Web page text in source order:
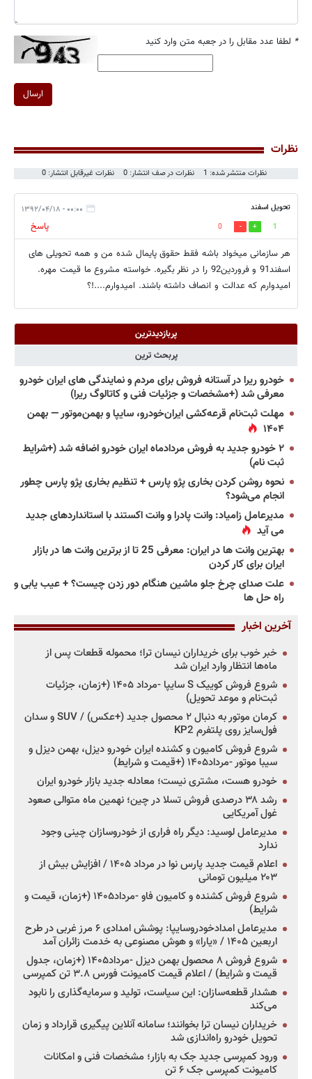
* لطفا عدد مقابل را در جعبه متن وارد کنید
ارسال
نظرات
نظرات منتشر شده: 1 نظرات در صف انتشار: 0 نظرات غیرقابل انتشار: 0
تحویل اسفند ۰۰:۰۰ - ۱۳۹۲/۰۴/۱۸
1
0
پاسخ
هر سازمانی میخواد باشه فقط حقوق پایمال شده من و همه تحویلی های
اسفند91 و فروردین92 را در نظر بگیره. خواسته مشروع ما قیمت مهره.
امیدوارم که عدالت و انصاف داشته باشند. امیدوارم....!؟
پربازدیدترین
پربحث ترین
خودرو ریرا در آستانه فروش برای مردم و نمایندگی های ایران خودرو
معرفی شد (+مشخصات و جزئیات فنی و کاتالوگ ریرا)
مهلت ثبت‌نام قرعه‌کشی ایران‌خودرو، سایپا و بهمن‌موتور — بهمن
۱۴۰۴
۲ خودرو جدید به فروش مردادماه ایران خودرو اضافه شد (+شرایط
ثبت نام)
نحوه روشن کردن بخاری پژو پارس + تنظیم بخاری پژو پارس چطور
انجام می‌شود؟
مدیرعامل زامیاد: وانت پادرا و وانت اکستند با استانداردهای جدید
می آید
بهترین وانت ها در ایران: معرفی 25 تا از برترین وانت ها در بازار
ایران برای کار کردن
علت صدای چرخ جلو ماشین هنگام دور زدن چیست؟ + عیب یابی و
راه حل ها
آخرین اخبار
خبر خوب برای خریداران نیسان ترا؛ محموله قطعات پس از
ماه‌ها انتظار وارد ایران شد
شروع فروش کوییک S سایپا -مرداد ۱۴۰۵ (+زمان، جزئیات
ثبت‌نام و موعد تحویل)
کرمان موتور به دنبال ۲ محصول جدید (+عکس) / SUV و سدان
فول‌سایز روی پلتفرم KP2
شروع فروش کامیون و کشنده ایران خودرو دیزل، بهمن دیزل و
سیبا موتور -مرداد۱۴۰۵ (+قیمت و شرایط)
خودرو هست، مشتری نیست؛ معادله جدید بازار خودرو ایران
رشد ۳۸ درصدی فروش تسلا در چین؛ نهمین ماه متوالی صعود
غول آمریکایی
مدیرعامل لوسید: دیگر راه فراری از خودروسازان چینی وجود
ندارد
اعلام قیمت جدید پارس نوا در مرداد ۱۴۰۵ / افزایش بیش از
۲۰۳ میلیون تومانی
شروع فروش کشنده و کامیون فاو -مرداد۱۴۰۵ (+زمان، قیمت و
شرایط)
مدیرعامل امدادخودروسایپا: پوشش امدادی ۶ مرز غربی در طرح
اربعین ۱۴۰۵ / «یارا» و هوش مصنوعی به خدمت زائران آمد
شروع فروش ۸ محصول بهمن دیزل -مرداد۱۴۰۵ (+زمان، جدول
قیمت و شرایط) / اعلام قیمت کامیونت فورس ۳.۸ تن کمپرسی
هشدار قطعه‌سازان: این سیاست، تولید و سرمایه‌گذاری را نابود
می‌کند
خریداران نیسان ترا بخوانند؛ سامانه آنلاین پیگیری قرارداد و زمان
تحویل خودرو راه‌اندازی شد
ورود کمپرسی جدید جک به بازار؛ مشخصات فنی و امکانات
کامیونت کمپرسی جک ۶ تن